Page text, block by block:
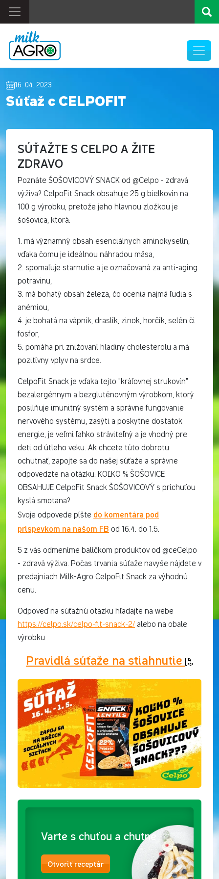
16. 04. 2023
Súťaž c CELPOFIT
SÚŤAŽTE S CELPO A ŽITE
ZDRAVO
Poznáte ŠOŠOVICOVÝ SNACK od @Celpo - zdravá
výživa? CelpoFit Snack obsahuje 25 g bielkovín na
100 g výrobku, pretože jeho hlavnou zložkou je
šošovica, ktorá:
1. má významný obsah esenciálnych aminokyselín,
vďaka čomu je ideálnou náhradou mäsa,
2. spomaľuje starnutie a je označovaná za anti-aging
potravinu,
3. má bohatý obsah železa, čo ocenia najmä ľudia s
anémiou,
4. je bohatá na vápnik, draslík, zinok, horčík, selén či
fosfor,
5. pomáha pri znižovaní hladiny cholesterolu a má
pozitívny vplyv na srdce.
CelpoFit Snack je vďaka tejto "kráľovnej strukovín"
bezalergénnym a bezgluténovným výrobkom, ktorý
posilňuje imunitný systém a správne fungovanie
nervového systému, zasýti a poskytne dostatok
energie, je veľmi ľahko stráviteľný a je vhodný pre
deti od útleho veku. Ak chcete túto dobrotu
ochutnať, zapojte sa do našej súťaže a správne
odpovedzte na otázku: KOĽKO % ŠOŠOVICE
OBSAHUJE CelpoFit Snack ŠOŠOVICOVÝ s príchuťou
kyslá smotana?
Svoje odpovede píšte do komentára pod
príspevkom na našom FB od 16.4. do 1.5.
5 z vás odmeníme balíčkom produktov od @ceCelpo
- zdravá výživa. Počas trvania súťaže navyše nájdete v
predajniach Milk-Agro CelpoFit Snack za výhodnú
cenu.
Odpoveď na súťažnú otázku hľadajte na webe
https://celpo.sk/celpo-fit-snack-2/ alebo na obale
výrobku
Pravidlá súťaže na stiahnutie
Varte s chuťou a chutne
Otvoriť receptár